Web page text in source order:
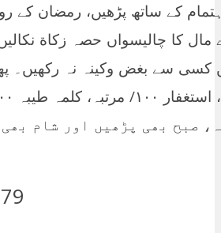
کے ساتھ پڑھیں، رمضان کے
مال کا چالیسواں حصہ زکاة
کسی سے بغض وکینہ نہ
تیسرا کلمہ ۱۰۰/ مرتبہ، صبح بھی پڑھیں